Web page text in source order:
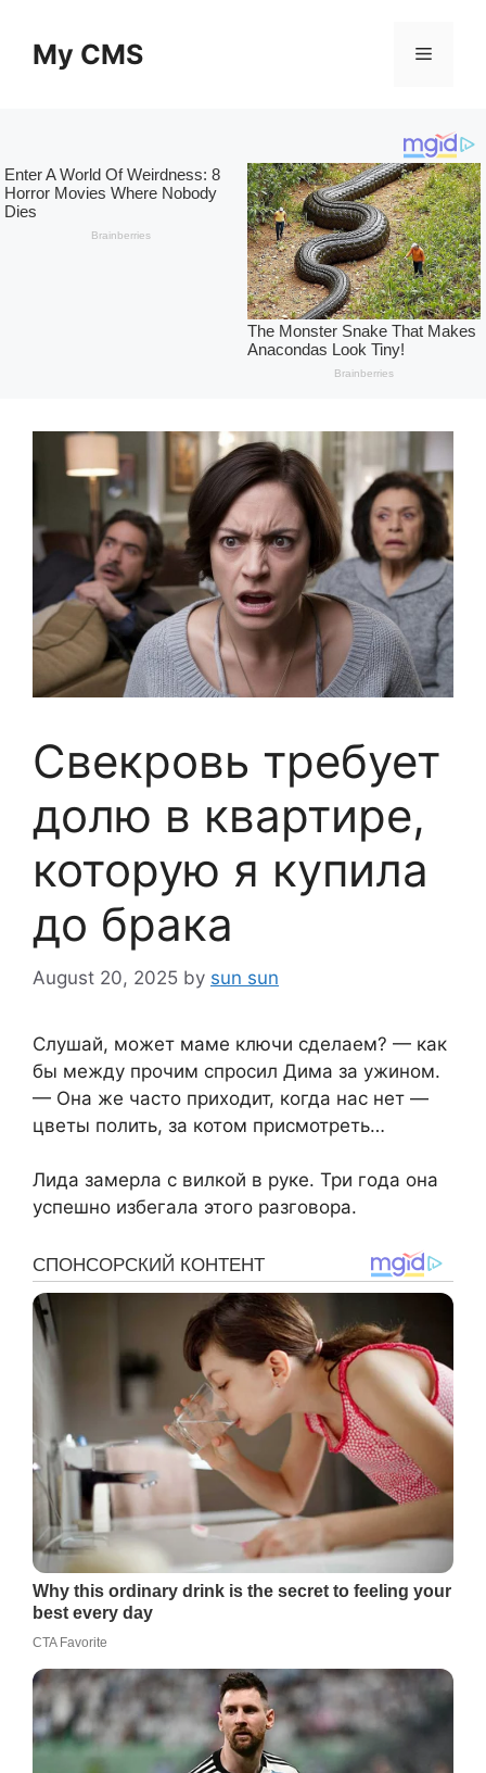
contentMy CMS Menu
Свекровь требует
долю в квартире,
которую я купила
до брака
August 20, 2025 by sun sun
Слушай, может маме ключи сделаем? — как
бы между прочим спросил Дима за ужином.
— Она же часто приходит, когда нас нет —
цветы полить, за котом присмотреть…
Лида замерла с вилкой в руке. Три года она
успешно избегала этого разговора.